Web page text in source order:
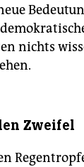
nichts
Zweifel